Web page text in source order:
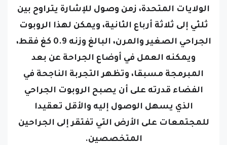
الولايات المتحدة، زمن وصول للإشارة يتراوح بين
ثلثي إلى ثلاثة أرباع الثانية، ويمكن لهذا الروبوت
الجراحي الصغير والمرن، البالغ وزنه 0.9 كغ فقط،
ويمكنه العمل في أوضاع الجراحة عن بعد
المبرمجة مسبقا، وتظهر التجربة الناجحة في
الفضاء قدرته على أن يصبح الروبوت الجراحي
الذي يسهل الوصول إليه والأقل تعقيدا
للمجتمعات على الأرض التي تفتقر إلى الجراحين
المتخصصين.